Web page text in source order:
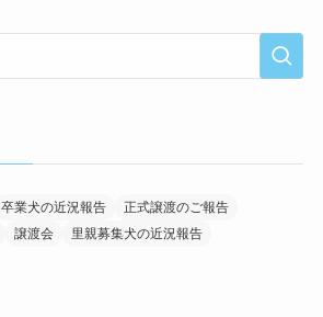
卒業犬の近況報告
正式譲渡のご報告
譲渡会 里親募集犬の近況報告